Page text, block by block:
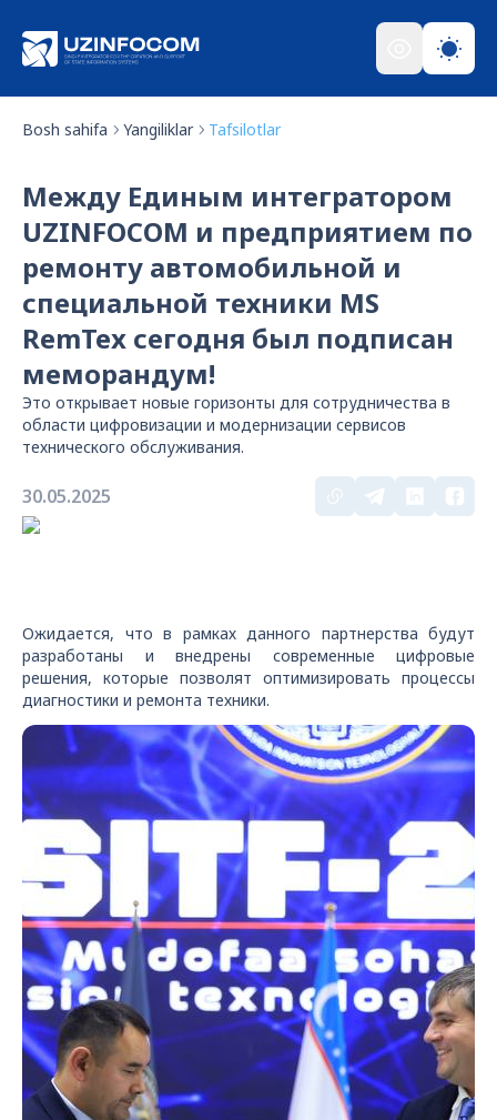
Bosh sahifa Yangiliklar Tafsilotlar
Между Единым интегратором
UZINFOCOM и предприятием по
ремонту автомобильной и
специальной техники MS
RemTex сегодня был подписан
меморандум!
Это открывает новые горизонты для сотрудничества в
области цифровизации и модернизации сервисов
технического обслуживания.
30.05.2025
Ожидается, что в рамках данного партнерства будут
разработаны и внедрены современные цифровые
решения, которые позволят оптимизировать процессы
диагностики и ремонта техники.